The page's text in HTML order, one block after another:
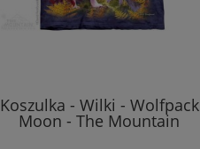
Koszulka - Wilki - Wolfpack
Moon - The Mountain